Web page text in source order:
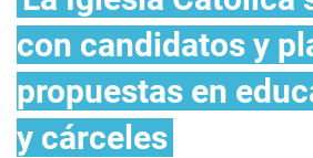
con candidatos y
propuestas en
y cárceles